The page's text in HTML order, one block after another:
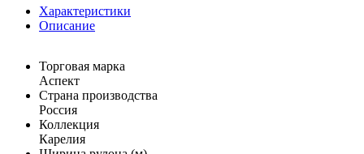
Характеристики
Описание
Торговая марка
Аспект
Страна производства
Россия
Коллекция
Карелия